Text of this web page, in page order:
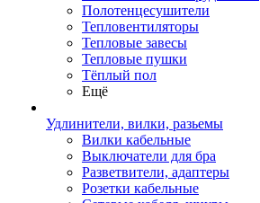
Полотенцесушители
Тепловентиляторы
Тепловые завесы
Тепловые пушки
Тёплый пол
Ещё
Удлинители, вилки, разьемы
Вилки кабельные
Выключатели для бра
Разветвители, адаптеры
Розетки кабельные